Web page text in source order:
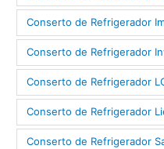
Conserto de Refrigerador
Conserto de Refrigerador
Conserto de Refrigerador
Conserto de Refrigerador
Conserto de Refrigerador